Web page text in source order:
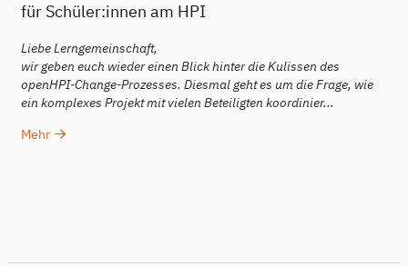
für Schüler:innen am HPI
Liebe Lerngemeinschaft,
wir geben euch wieder einen Blick hinter die Kulissen des
openHPI-Change-Prozesses. Diesmal geht es um die Frage, wie
ein komplexes Projekt mit vielen Beteiligten koordinier...
Mehr